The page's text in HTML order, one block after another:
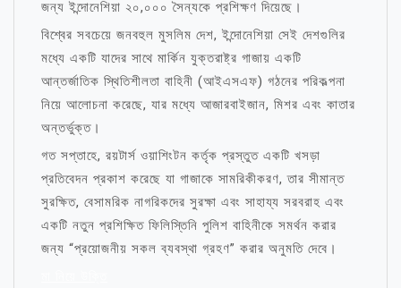
জন্য ইন্দোনেশিয়া ২০,০০০ সৈন্যকে প্রশিক্ষণ দিয়েছে।
বিশ্বের সবচেয়ে জনবহুল মুসলিম দেশ, ইন্দোনেশিয়া সেই দেশগুলির
মধ্যে একটি যাদের সাথে মার্কিন যুক্তরাষ্ট্র গাজায় একটি
আন্তর্জাতিক স্থিতিশীলতা বাহিনী (আইএসএফ) গঠনের পরিকল্পনা
নিয়ে আলোচনা করেছে, যার মধ্যে আজারবাইজান, মিশর এবং কাতার
অন্তর্ভুক্ত।
গত সপ্তাহে, রয়টার্স ওয়াশিংটন কর্তৃক প্রস্তুত একটি খসড়া
প্রতিবেদন প্রকাশ করেছে যা গাজাকে সামরিকীকরণ, তার সীমান্ত
সুরক্ষিত, বেসামরিক নাগরিকদের সুরক্ষা এবং সাহায্য সরবরাহ এবং
একটি নতুন প্রশিক্ষিত ফিলিস্তিনি পুলিশ বাহিনীকে সমর্থন করার
জন্য “প্রয়োজনীয় সকল ব্যবস্থা গ্রহণ” করার অনুমতি দেবে।